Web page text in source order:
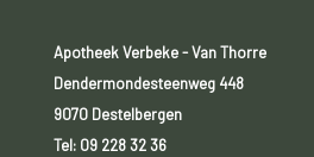
Apotheek Verbeke - Van Thorre
Dendermondesteenweg 448
9070 Destelbergen
Tel: 09 228 32 36